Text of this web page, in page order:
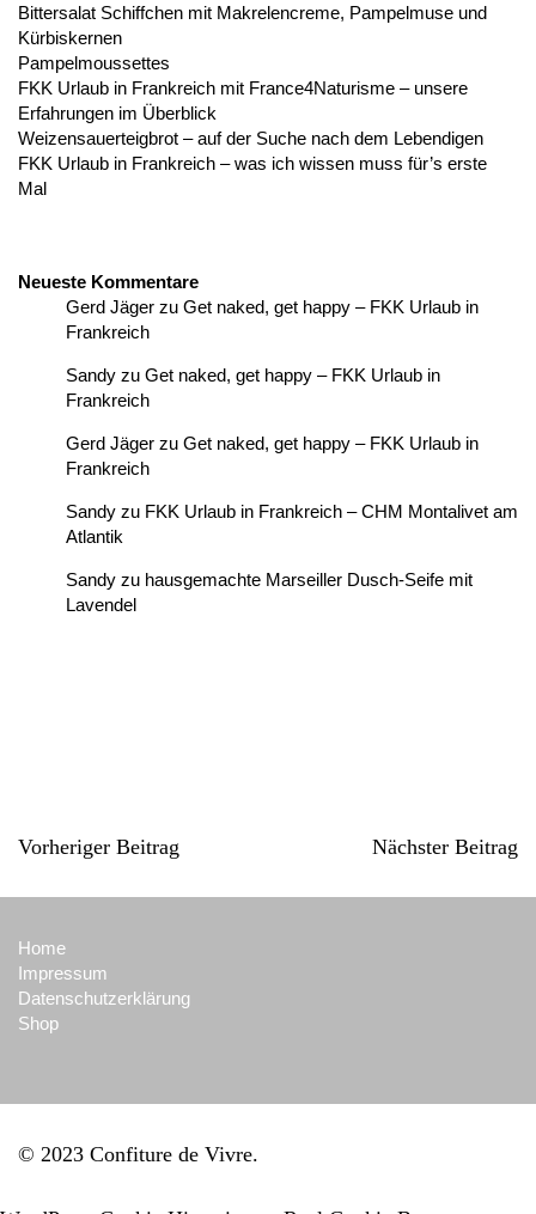
Bittersalat Schiffchen mit Makrelencreme, Pampelmuse und
Kürbiskernen
Pampelmoussettes
FKK Urlaub in Frankreich mit France4Naturisme – unsere
Erfahrungen im Überblick
Weizensauerteigbrot – auf der Suche nach dem Lebendigen
FKK Urlaub in Frankreich – was ich wissen muss für’s erste
Mal
Neueste Kommentare
Gerd Jäger zu Get naked, get happy – FKK Urlaub in
Frankreich
Sandy zu Get naked, get happy – FKK Urlaub in
Frankreich
Gerd Jäger zu Get naked, get happy – FKK Urlaub in
Frankreich
Sandy zu FKK Urlaub in Frankreich – CHM Montalivet am
Atlantik
Sandy zu hausgemachte Marseiller Dusch-Seife mit
Lavendel
Vorheriger Beitrag Nächster Beitrag
Home
Impressum
Datenschutzerklärung
Shop
© 2023 Confiture de Vivre